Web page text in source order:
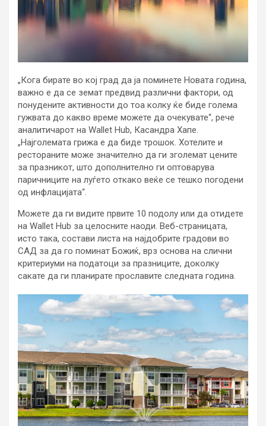
„Кога бирате во кој град да ја поминете Новата година,
важно е да се земат предвид различни фактори, од
понудените активности до тоа колку ќе биде голема
гужвата до какво време можете да очекувате“, рече
аналитичарот на Wallet Hub, Касандра Хапе.
„Најголемата грижа е да биде трошок. Хотелите и
рестораните може значително да ги зголемат цените
за празникот, што дополнително ги оптоварува
паричниците на луѓето откако веќе се тешко погодени
од инфлацијата“.
Можете да ги видите првите 10 подолу или да отидете
на Wallet Hub за целосните наоди. Веб-страницата,
исто така, состави листа на најдобрите градови во
САД за да го поминат Божиќ, врз основа на слични
критериуми на податоци за празниците, доколку
сакате да ги планирате прославите следната година.